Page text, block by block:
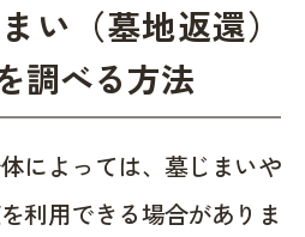
い（墓地返還）
調べる方法
によっては、墓じまいや
利用できる場合がありま